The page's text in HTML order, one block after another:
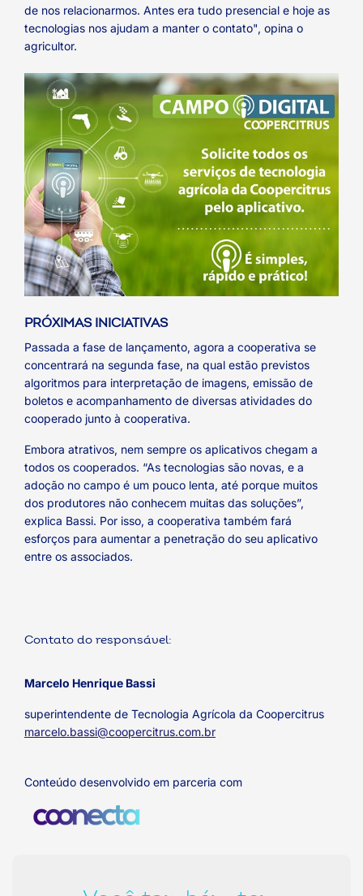
de nos relacionarmos. Antes era tudo presencial e hoje as
tecnologias nos ajudam a manter o contato", opina o
agricultor.
PRÓXIMAS INICIATIVAS
Passada a fase de lançamento, agora a cooperativa se
concentrará na segunda fase, na qual estão previstos
algoritmos para interpretação de imagens, emissão de
boletos e acompanhamento de diversas atividades do
cooperado junto à cooperativa.
Embora atrativos, nem sempre os aplicativos chegam a
todos os cooperados. “As tecnologias são novas, e a
adoção no campo é um pouco lenta, até porque muitos
dos produtores não conhecem muitas das soluções”,
explica Bassi. Por isso, a cooperativa também fará
esforços para aumentar a penetração do seu aplicativo
entre os associados.
Contato do responsável:
Marcelo Henrique Bassi
superintendente de Tecnologia Agrícola da Coopercitrus
marcelo.bassi@coopercitrus.com.br
Conteúdo desenvolvido em parceria com